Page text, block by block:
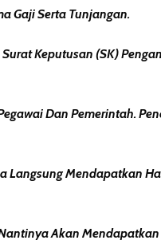
Gaji Serta Tunjangan.
Keputusan (SK)
Dan Pemerintah.
Langsung Mendapatkan
Akan